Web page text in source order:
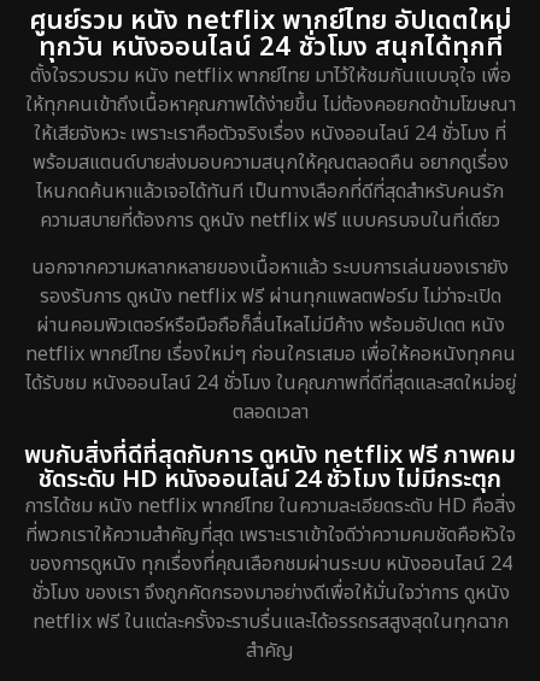
ศูนย์รวม หนัง netflix พากย์ไทย อัปเดตใหม่
ทุกวัน หนังออนไลน์ 24 ชั่วโมง สนุกได้ทุกที่
ตั้งใจรวบรวม หนัง netflix พากย์ไทย มาไว้ให้ชมกันแบบจุใจ เพื่อ
ให้ทุกคนเข้าถึงเนื้อหาคุณภาพได้ง่ายขึ้น ไม่ต้องคอยกดข้ามโฆษณา
ให้เสียจังหวะ เพราะเราคือตัวจริงเรื่อง หนังออนไลน์ 24 ชั่วโมง ที่
พร้อมสแตนด์บายส่งมอบความสนุกให้คุณตลอดคืน อยากดูเรื่อง
ไหนกดค้นหาแล้วเจอได้ทันที เป็นทางเลือกที่ดีที่สุดสำหรับคนรัก
ความสบายที่ต้องการ ดูหนัง netflix ฟรี แบบครบจบในที่เดียว
นอกจากความหลากหลายของเนื้อหาแล้ว ระบบการเล่นของเรายัง
รองรับการ ดูหนัง netflix ฟรี ผ่านทุกแพลตฟอร์ม ไม่ว่าจะเปิด
ผ่านคอมพิวเตอร์หรือมือถือก็ลื่นไหลไม่มีค้าง พร้อมอัปเดต หนัง
netflix พากย์ไทย เรื่องใหม่ๆ ก่อนใครเสมอ เพื่อให้คอหนังทุกคน
ได้รับชม หนังออนไลน์ 24 ชั่วโมง ในคุณภาพที่ดีที่สุดและสดใหม่อยู่
ตลอดเวลา
พบกับสิ่งที่ดีที่สุดกับการ ดูหนัง netflix ฟรี ภาพคม
ชัดระดับ HD หนังออนไลน์ 24 ชั่วโมง ไม่มีกระตุก
การได้ชม หนัง netflix พากย์ไทย ในความละเอียดระดับ HD คือสิ่ง
ที่พวกเราให้ความสำคัญที่สุด เพราะเราเข้าใจดีว่าความคมชัดคือหัวใจ
ของการดูหนัง ทุกเรื่องที่คุณเลือกชมผ่านระบบ หนังออนไลน์ 24
ชั่วโมง ของเรา จึงถูกคัดกรองมาอย่างดีเพื่อให้มั่นใจว่าการ ดูหนัง
netflix ฟรี ในแต่ละครั้งจะราบรื่นและได้อรรถรสสูงสุดในทุกฉาก
สำคัญ